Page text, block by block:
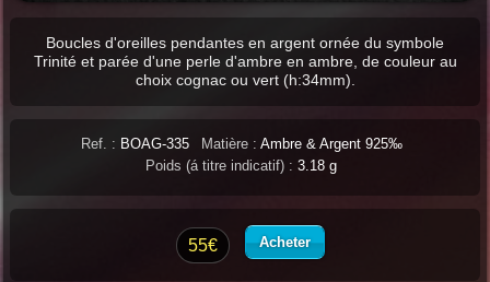
Boucles d'oreilles pendantes en argent ornée du symbole
Trinité et parée d'une perle d'ambre en ambre, de couleur au
choix cognac ou vert (h:34mm).
Ref. : BOAG-335 Matière : Ambre & Argent 925‰
Poids (á titre indicatif) : 3.18 g
55€ Acheter